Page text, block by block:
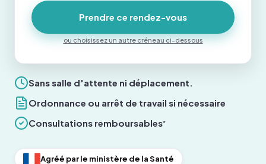
Sans salle d'attente ni déplacement.
Ordonnance ou arrêt de travail si nécessaire
Consultations remboursables*
Agréé par le ministère de la Santé
Prendre ce rendez-vous
ou choisissez un autre créneau ci-dessous